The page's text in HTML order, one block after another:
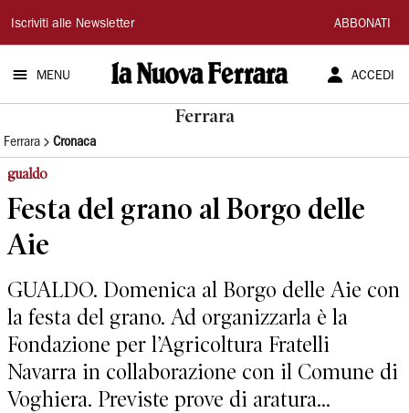
La
Nuova
Ferrara
Iscriviti alle Newsletter ABBONATI
MENU ACCEDI
Ferrara
Ferrara Cronaca
gualdo
Festa del grano al Borgo delle
Aie
GUALDO. Domenica al Borgo delle Aie con
la festa del grano. Ad organizzarla è la
Fondazione per l’Agricoltura Fratelli
Navarra in collaborazione con il Comune di
Voghiera. Previste prove di aratura...